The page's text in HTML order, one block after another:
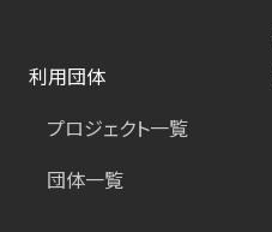
利用団体
プロジェクト一覧
団体一覧